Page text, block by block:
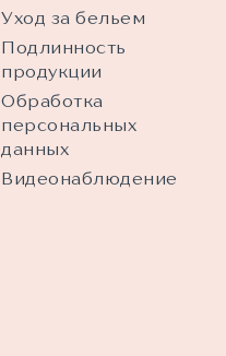
Уход за бельем
Подлинность
продукции
Обработка
персональных
данных
Видеонаблюдение